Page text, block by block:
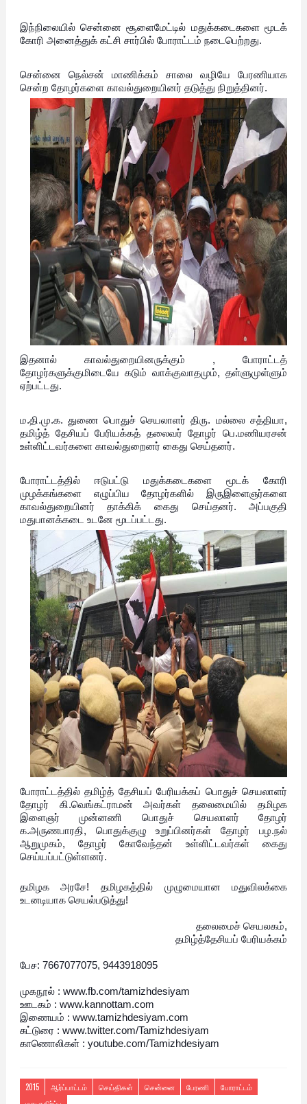
இந்நிலையில் சென்னை சூளைமேட்டில் மதுக்கடைகளை மூடக்
கோரி அனைத்துக் கட்சி சார்பில் போராட்டம் நடைபெற்றது.
சென்னை நெல்சன் மாணிக்கம் சாலை வழியே பேரணியாக
சென்ற தோழர்களை காவல்துறையினர் தடுத்து நிறுத்தினர்.
இதனால் காவல்துறையினருக்கும் , போராட்டத்
தோழர்களுக்குமிடையே கடும் வாக்குவாதமும், தள்ளுமுள்ளும்
ஏற்பட்டது.
ம.தி.மு.க. துணை பொதுச் செயலாளர் திரு. மல்லை சத்தியா,
தமிழ்த் தேசியப் பேரியக்கத் தலைவர் தோழர் பெ.மணியரசன்
உள்ளிட்டவர்களை காவல்துறைனர் கைது செய்தனர்.
போராட்டத்தில் ஈடுபட்டு மதுக்கடைகளை மூடக் கோரி
முழக்கங்களை எழுப்பிய தோழர்களில் இருஇளைஞர்களை
காவல்துறையினர் தாக்கிக் கைது செய்தனர். அப்பகுதி
மதுபானக்கடை உடனே மூடப்பட்டது.
போராட்டத்தில் தமிழ்த் தேசியப் பேரியக்கப் பொதுச் செயலாளர்
தோழர் கி.வெங்கட்ராமன் அவர்கள் தலைமையில் தமிழக
இளைஞர் முன்னணி பொதுச் செயலாளர் தோழர்
க.அருணபாரதி, பொதுக்குழு உறுப்பினர்கள் தோழர் பழ.நல்
ஆறுமுகம், தோழர் கோவேந்தன் உள்ளிட்டவர்கள் கைது
செய்யப்பட்டுள்ளனர்.
தமிழக அரசே! தமிழகத்தில் முழுமையான மதுவிலக்கை
உடனடியாக செயல்படுத்து!
தலைமைச் செயலகம்,
தமிழ்த்தேசியப் பேரியக்கம்
பேச: 7667077075, 9443918095
முகநூல் : www.fb.com/tamizhdesiyam
ஊடகம் : www.kannottam.com
இணையம் : www.tamizhdesiyam.com
சுட்டுரை : www.twitter.com/Tamizhdesiyam
காணொலிகள் : youtube.com/Tamizhdesiyam
2015 ஆர்ப்பாட்டம் செய்திகள் சென்னை பேரணி
போராட்டம்